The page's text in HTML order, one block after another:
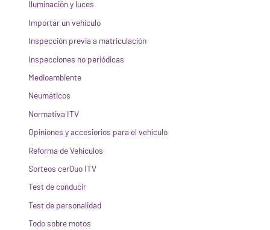
Iluminación y luces
Importar un vehículo
Inspección previa a matriculación
Inspecciones no periódicas
Medioambiente
Neumáticos
Normativa ITV
Opiniones y accesiorios para el vehículo
Reforma de Vehículos
Sorteos cerQuo ITV
Test de conducir
Test de personalidad
Todo sobre motos